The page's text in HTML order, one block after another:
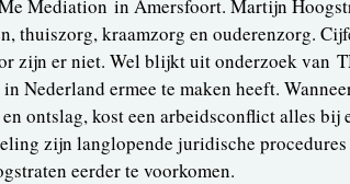
Mediation in Amersfoort. Martijn
thuiszorg, kraamzorg en ouderenzorg.
zijn er niet. Wel blijkt uit onderzoek van
Nederland ermee te maken heeft.
ontslag, kost een arbeidsconflict alles bij
zijn langlopende juridische
eerder te voorkomen.